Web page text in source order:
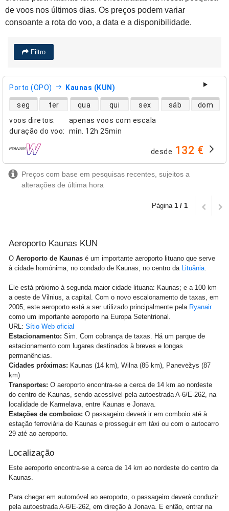
de voos nos últimos dias. Os preços podem variar
consoante a rota do voo, a data e a disponibilidade.
Filtro
Porto (OPO) Kaunas (KUN)
voos diretos:
apenas voos com escala
duração do voo: mín. 12h 25min
disponibilidade de voos diretos
seg ter qua qui sex sáb dom
companhias aéreas desde 132 €
Preços com base em pesquisas recentes, sujeitos a
alterações de última hora
Página 1 / 1
Aeroporto Kaunas KUN
O Aeroporto de Kaunas é um importante aeroporto lituano que serve
à cidade homónima, no condado de Kaunas, no centro da Lituânia
Ele está próximo à segunda maior cidade lituana: Kaunas; e a 100 km
a oeste de Vilnius, a capital. Com o novo escalonamento de taxas, em
2005, este aeroporto está a ser utilizado principalmente pela Ryanair
como um importante aeroporto na Europa Setentrional.
URL: Sítio Web oficial
Estacionamento: Sim. Com cobrança de taxas. Há um parque de
estacionamento com lugares destinados à breves e longas
permanências.
Cidades próximas: Kaunas (14 km), Wilna (85 km), Panevėžys (87
km)
Transportes: O aeroporto encontra-se a cerca de 14 km ao nordeste
do centro de Kaunas, sendo acessível pela autoestrada A-6/E-262, na
localidade de Karmelava, entre Kaunas e Jonava.
Estações de comboios: O passageiro deverá ir em comboio até à
estação ferroviária de Kaunas e prosseguir em táxi ou com o autocarro
29 até ao aeroporto.
Localização
Este aeroporto encontra-se a cerca de 14 km ao nordeste do centro da
Kaunas.
Para chegar em automóvel ao aeroporto, o passageiro deverá conduzir
pela autoestrada A-6/E-262, em direção à Jonava. E então, entrar na